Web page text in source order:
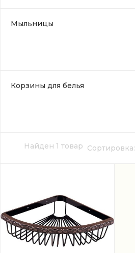
Мыльницы
Корзины для белья
Найден 1 товар Сортировка: